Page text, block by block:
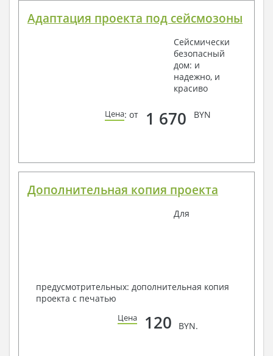
Адаптация проекта под сейсмозоны
Сейсмически
безопасный
дом: и
надежно, и
красиво
Цена: от 1 670 BYN
Дополнительная копия проекта
Для
предусмотрительных: дополнительная копия
проекта с печатью
Цена 120 BYN.